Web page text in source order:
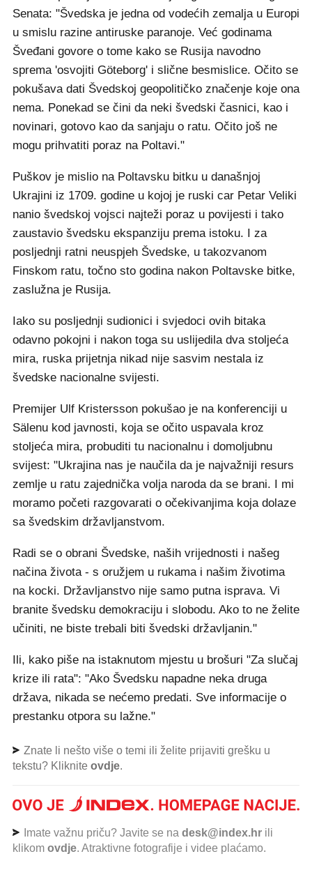
Senata: "Švedska je jedna od vodećih zemalja u Europi
u smislu razine antiruske paranoje. Već godinama
Šveđani govore o tome kako se Rusija navodno
sprema 'osvojiti Göteborg' i slične besmislice. Očito se
pokušava dati Švedskoj geopolitičko značenje koje ona
nema. Ponekad se čini da neki švedski časnici, kao i
novinari, gotovo kao da sanjaju o ratu. Očito još ne
mogu prihvatiti poraz na Poltavi."
Puškov je mislio na Poltavsku bitku u današnjoj
Ukrajini iz 1709. godine u kojoj je ruski car Petar Veliki
nanio švedskoj vojsci najteži poraz u povijesti i tako
zaustavio švedsku ekspanziju prema istoku. I za
posljednji ratni neuspjeh Švedske, u takozvanom
Finskom ratu, točno sto godina nakon Poltavske bitke,
zaslužna je Rusija.
Iako su posljednji sudionici i svjedoci ovih bitaka
odavno pokojni i nakon toga su uslijedila dva stoljeća
mira, ruska prijetnja nikad nije sasvim nestala iz
švedske nacionalne svijesti.
Premijer Ulf Kristersson pokušao je na konferenciji u
Sälenu kod javnosti, koja se očito uspavala kroz
stoljeća mira, probuditi tu nacionalnu i domoljubnu
svijest: "Ukrajina nas je naučila da je najvažniji resurs
zemlje u ratu zajednička volja naroda da se brani. I mi
moramo početi razgovarati o očekivanjima koja dolaze
sa švedskim državljanstvom.
Radi se o obrani Švedske, naših vrijednosti i našeg
načina života - s oružjem u rukama i našim životima
na kocki. Državljanstvo nije samo putna isprava. Vi
branite švedsku demokraciju i slobodu. Ako to ne želite
učiniti, ne biste trebali biti švedski državljanin."
Ili, kako piše na istaknutom mjestu u brošuri "Za slučaj
krize ili rata": "Ako Švedsku napadne neka druga
država, nikada se nećemo predati. Sve informacije o
prestanku otpora su lažne."
Znate li nešto više o temi ili želite prijaviti grešku u
tekstu? Kliknite ovdje.
Imate važnu priču? Javite se na desk@index.hr ili
klikom ovdje. Atraktivne fotografije i videe plaćamo.